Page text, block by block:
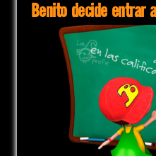
Benito decide entrar